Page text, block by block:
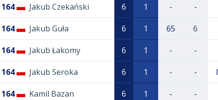
164 Jakub Czekański 6 1 - -
164 Jakub Guła 6 1 65 6
164 Jakub Łakomy 6 1 - -
164 Jakub Seroka 6 1 - -
164 Kamil Bazan 6 1 - -